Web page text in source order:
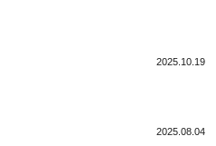
2025.10.19
2025.08.04